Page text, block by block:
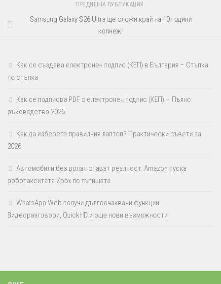
ПРЕДИШНА ПУБЛИКАЦИЯ
Samsung Galaxy S26 Ultra ще сложи край на 10 години
копнеж!
Как се създава електронен подпис (КЕП) в България – Стъпка
по стъпка
Как се подписва PDF с електронен подпис (КЕП) – Пълно
ръководство 2026
Как да изберете правилния лаптоп? Практически съвети за
2026
Автомобили без волан стават реалност: Amazon пуска
роботакситата Zoox по пътищата
WhatsApp Web получи дългоочаквани функции:
Видеоразговори, QuickHD и още нови възможности